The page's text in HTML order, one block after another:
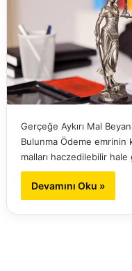
Gerçeğe Aykırı Mal
Bulunma Ödeme
malları haczedilebilir
Devamını Oku »